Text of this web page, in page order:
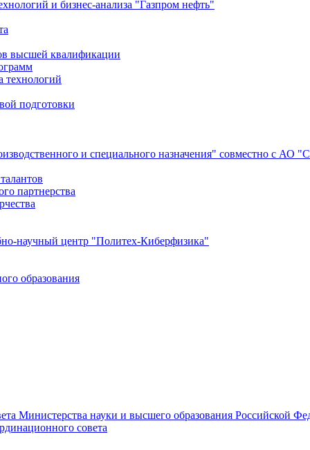
и бизнес-анализа "Газпром нефть"
высшей квалификации
технологий
подготовки
и специального назначения" совместно с
партнерства
научный центр "Политех-Киберфизика"
образования
Министерства науки и высшего образования Российской
совета